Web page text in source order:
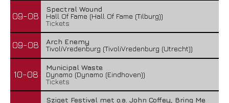
09-08
Spectral Wound
Hall Of Fame (Hall Of Fame (Tilburg))
Tickets
09-08
Arch Enemy
TivoliVredenburg (TivoliVredenburg (Utrecht))
10-08
Municipal Waste
Dynamo (Dynamo (Eindhoven))
Tickets
Sziget Festival met o.a. John Coffey, Bring Me